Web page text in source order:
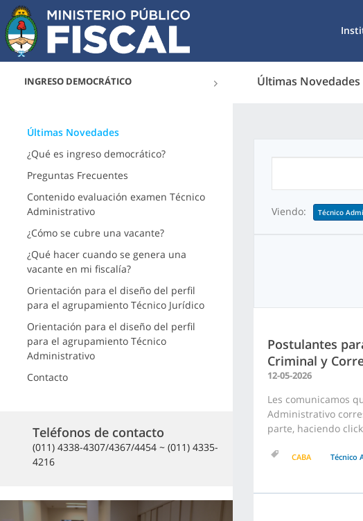
INGRESO DEMOCRÁTICO Últimas Novedades
Últimas Novedades
¿Qué es ingreso democrático?
Preguntas Frecuentes
Contenido evaluación examen Técnico
Administrativo
¿Cómo se cubre una vacante?
¿Qué hacer cuando se genera una
vacante en mi fiscalía?
Orientación para el diseño del perfil
para el agrupamiento Técnico Jurídico
Orientación para el diseño del perfil
para el agrupamiento Técnico
Administrativo
Contacto
Teléfonos de contacto
(011) 4338-4307/4367/4454 ~ (011) 4335-
4216
Viendo: Técnico
Postulantes
Criminal y
12-05-2026
Les comunicamos
Administrativo
parte, haciendo
CABA Técnico